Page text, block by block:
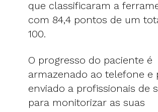
que classificaram a
com 84,4 pontos de um
100.
O progresso do paciente é
armazenado ao telefone e
enviado a profissionais de
para monitorizar as suas